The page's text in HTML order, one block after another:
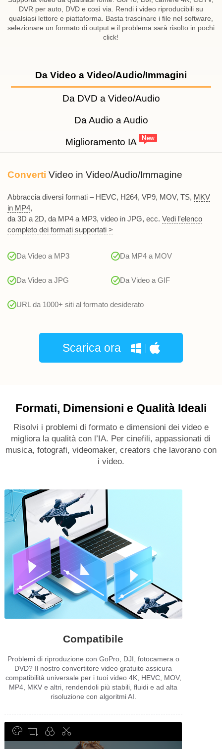
DVR per auto, DVD e così via. Rendi i video riproducibili su
qualsiasi lettore e piattaforma. Basta trascinare i file nel software,
selezionare un formato di output e il problema sarà risolto in pochi
click!
Da Video a Video/Audio/Immagini
Da DVD a Video/Audio
Da Audio a Audio
Miglioramento IA
Converti Video in Video/Audio/Immagine
Abbraccia diversi formati – HEVC, H264, VP9, MOV, TS, MKV
in MP4,
da 3D a 2D, da MP4 a MP3, video in JPG, ecc. Vedi l'elenco
completo dei formati supportati >
Da Video a MP3 Da MP4 a MOV
Da Video a JPG Da Video a GIF
URL da 1000+ siti al formato desiderato
Scarica ora
Formati, Dimensioni e Qualità Ideali
Risolvi i problemi di formato e dimensioni dei video e
migliora la qualità con l’IA. Per cinefili, appassionati di
musica, fotografi, videomaker, creators che lavorano con
i video.
Compatibile
Problemi di riproduzione con GoPro, DJI, fotocamera o
DVD? Il nostro convertitore video gratuito assicura
compatibilità universale per i tuoi video 4K, HEVC, MOV,
MP4, MKV e altri, rendendoli più stabili, fluidi e ad alta
risoluzione con algoritmi AI.